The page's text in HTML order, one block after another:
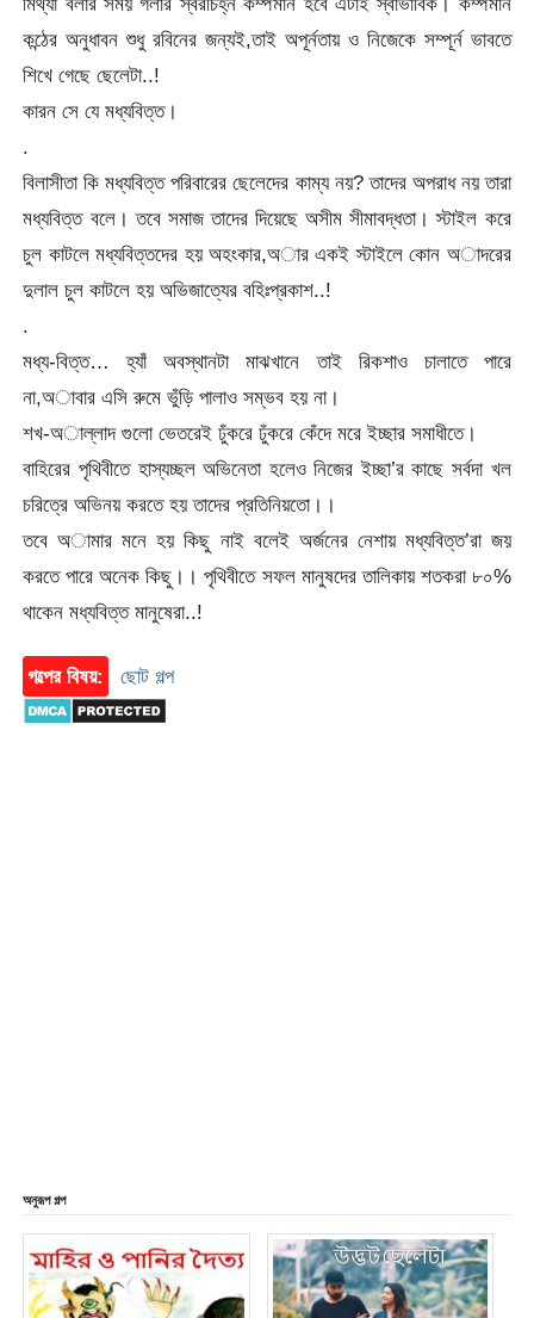
কন্ঠের অনুধাবন শুধু রবিনের জন্যই,তাই অপূর্নতায় ও নিজেকে সম্পূর্ন ভাবতে
শিখে গেছে ছেলেটা..!
কারন সে যে মধ্যবিত্ত।
.
বিলাসীতা কি মধ্যবিত্ত পরিবারের ছেলেদের কাম্য নয়? তাদের অপরাধ নয় তারা
মধ্যবিত্ত বলে। তবে সমাজ তাদের দিয়েছে অসীম সীমাবদ্ধতা। স্টাইল করে
চুল কাটলে মধ্যবিত্তদের হয় অহংকার,অার একই স্টাইলে কোন অাদরের
দুলাল চুল কাটলে হয় অভিজাত্যের বহিঃপ্রকাশ..!
.
মধ্য-বিত্ত… হ্যাঁ অবস্থানটা মাঝখানে তাই রিকশাও চালাতে পারে
না,অাবার এসি রুমে ভুঁড়ি পালাও সম্ভব হয় না।
শখ-অাল্লাদ গুলো ভেতরেই ঢুঁকরে ঢুঁকরে কেঁদে মরে ইচ্ছার সমাধীতে।
বাহিরের পৃথিবীতে হাস্যচ্ছল অভিনেতা হলেও নিজের ইচ্ছা’র কাছে সর্বদা খল
চরিত্রে অভিনয় করতে হয় তাদের প্রতিনিয়তো।।
তবে অামার মনে হয় কিছু নাই বলেই অর্জনের নেশায় মধ্যবিত্ত’রা জয়
করতে পারে অনেক কিছু।। পৃথিবীতে সফল মানুষদের তালিকায় শতকরা ৮০%
থাকেন মধ্যবিত্ত মানুষেরা..!
গল্পের বিষয়: ছোট গল্প
অনুরূপ গল্প